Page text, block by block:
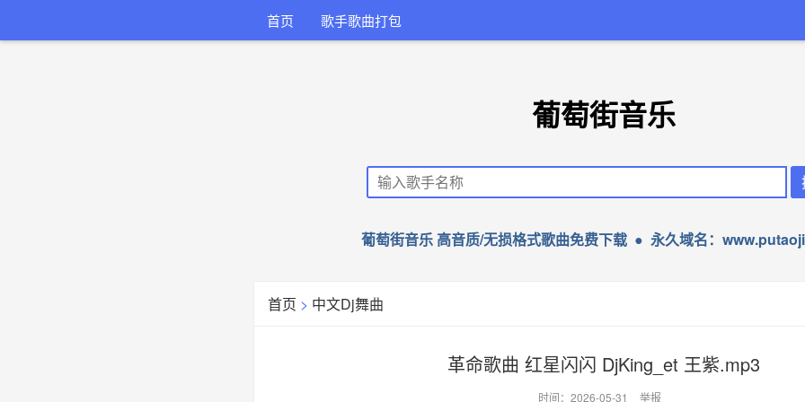
首页 歌手歌曲打包
葡萄街音乐
葡萄街音乐 高音质/无损格式歌曲免费下载 ● 永久域名：
首页 > 中文Dj舞曲
革命歌曲 红星闪闪 DjKing_et 王紫.mp3
时间：2026-05-31 举报